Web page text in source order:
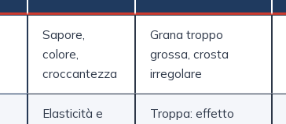
Sapore,
colore,
croccantezza
Grana troppo
grossa, crosta
irregolare
Elasticità e
Troppa: effetto